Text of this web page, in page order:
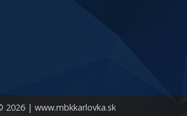
2026 | www.mbkkarlovka.sk